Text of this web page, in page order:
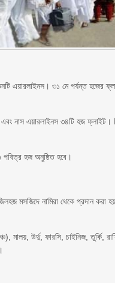
এয়ারলাইনস। ৩১ মে পর্যন্ত
এবং নাস এয়ারলাইনস ৩৪টি হজ
হজ অনুষ্ঠিত হবে।
মসজিদে নামিরা থেকে প্রদান করা
মালয়, উর্দু, ফারসি, চাইনিজ, তুর্কি,